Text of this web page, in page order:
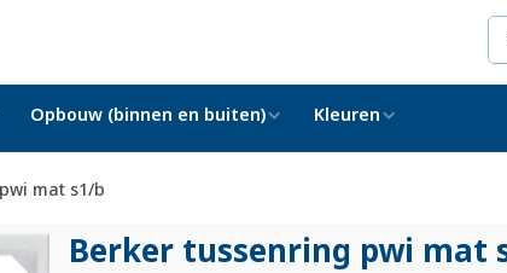
Opbouw (binnen en buiten) Kleuren
mat s1/b
Berker tussenring pwi mat